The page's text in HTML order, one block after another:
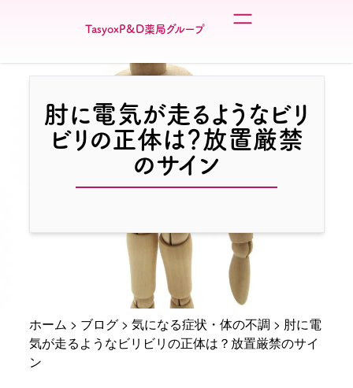
TasyoxP&D薬局グループ
肘に電気が走るようなビリ
ビリの正体は？放置厳禁
のサイン
ホーム > ブログ > 気になる症状・体の不調 > 肘に電
気が走るようなビリビリの正体は？放置厳禁のサイ
ン